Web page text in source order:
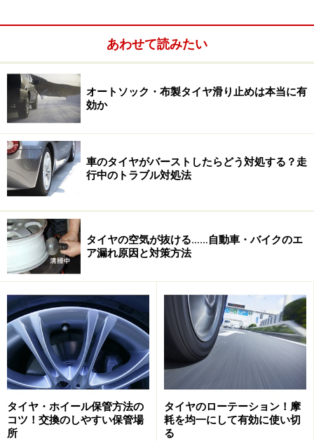
通常スタッドレスタイヤでは、トレッド面の凸凹とした
パターンで雪を咬み込み、押し固めた雪をせん断すると
きに生じる抵抗力によって、雪道でのグリップ力を発生
を雪面に食い込ませることで、より直接的にタイヤの駆
動力を路面に伝える働きをしています。オートソックの
場合、これらと異なり、ナイロン布の表面に微細な繊維
の毛羽立ちがあり、雪がこの繊維に張り付く効果を利用
して、雪道でのグリップ力を発揮しているのです。
では、最も滑りやすい凍結路ではどうでしょうか。凍結
あわせて読みたい
オートソック・布製タイヤ滑り止めは本当に有
効か
車のタイヤがバーストしたらどう対処する？走
行中のトラブル対処法
タイヤの空気が抜ける……自動車・バイクのエ
ア漏れ原因と対策方法
タイヤ・ホイール保管方法の
コツ！交換のしやすい保管場
所
タイヤのローテーション！摩
耗を均一にして有効に使い切
る